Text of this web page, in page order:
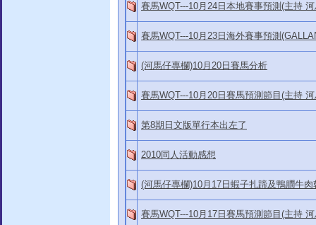
賽馬WQT---10月24日本地賽事預測(主持
賽馬WQT---10月23日海外賽事預測
(河馬仔專欄)10月20日賽馬分析
賽馬WQT---10月20日賽馬預測節目(主持
第8期日文版單行本出左了
2010同人活動感想
(河馬仔專欄)10月17日蝦子扎蹄及鴨膶牛
賽馬WQT---10月17日賽馬預測節目(主持